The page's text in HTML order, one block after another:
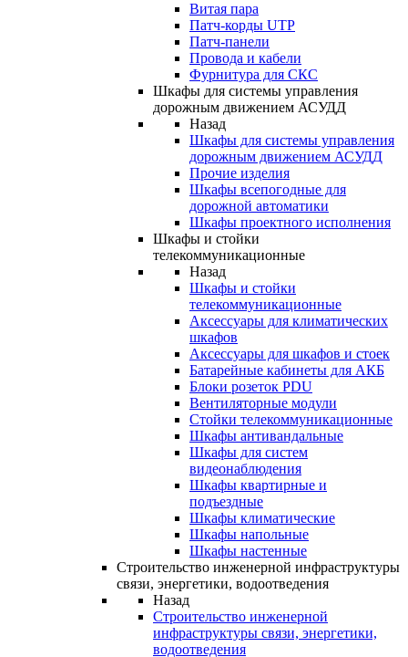
Витая пара
Патч-корды UTP
Патч-панели
Провода и кабели
Фурнитура для СКС
Шкафы для системы управления
дорожным движением АСУДД
Назад
Шкафы для системы управления
дорожным движением АСУДД
Прочие изделия
Шкафы всепогодные для
дорожной автоматики
Шкафы проектного исполнения
Шкафы и стойки
телекоммуникационные
Назад
Шкафы и стойки
телекоммуникационные
Аксессуары для климатических
шкафов
Аксессуары для шкафов и стоек
Батарейные кабинеты для АКБ
Блоки розеток PDU
Вентиляторные модули
Стойки телекоммуникационные
Шкафы антивандальные
Шкафы для систем
видеонаблюдения
Шкафы квартирные и
подъездные
Шкафы климатические
Шкафы напольные
Шкафы настенные
Строительство инженерной инфраструктуры
связи, энергетики, водоотведения
Назад
Строительство инженерной
инфраструктуры связи, энергетики,
водоотведения